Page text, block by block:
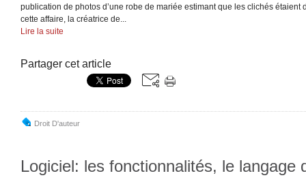
publication de photos d’une robe de mariée estimant que les clichés étaient
cette affaire, la créatrice de...
Lire la suite
Partager cet article
Droit D'auteur
Logiciel: les fonctionnalités, le langage